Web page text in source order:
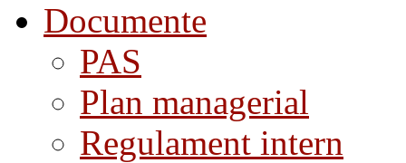
Documente
PAS
Plan managerial
Regulament intern